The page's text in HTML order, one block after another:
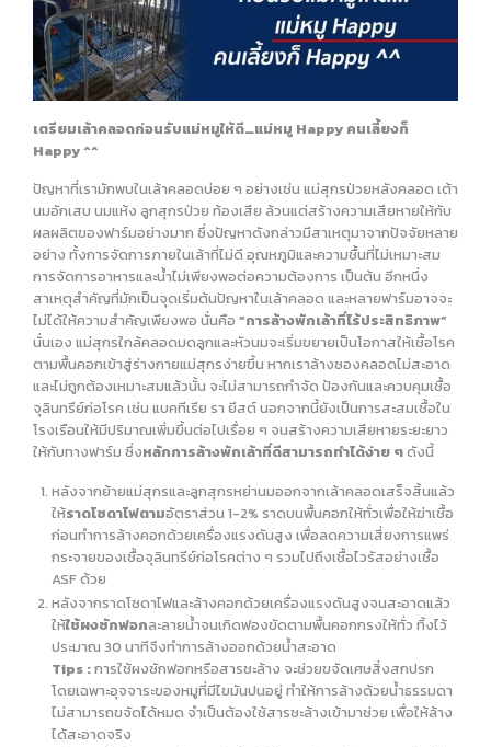
เตรียมเล้าคลอดก่อนรับแม่หมูให้ดี…แม่หมู Happy คนเลี้ยงก็
Happy ^^
ปัญหาที่เรามักพบในเล้าคลอดบ่อย ๆ อย่างเช่น แม่สุกรป่วยหลังคลอด เต้า
นมอักเสบ นมแห้ง ลูกสุกรป่วย ท้องเสีย ล้วนแต่สร้างความเสียหายให้กับ
ผลผลิตของฟาร์มอย่างมาก ซึ่งปัญหาดังกล่าวมีสาเหตุมาจากปัจจัยหลาย
อย่าง ทั้งการจัดการภายในเล้าที่ไม่ดี อุณหภูมิและความชื้นที่ไม่เหมาะสม
การจัดการอาหารและน้ำไม่เพียงพอต่อความต้องการ เป็นต้น อีกหนึ่ง
สาเหตุสำคัญที่มักเป็นจุดเริ่มต้นปัญหาในเล้าคลอด และหลายฟาร์มอาจจะ
ไม่ได้ให้ความสำคัญเพียงพอ นั่นคือ “การล้างพักเล้าที่ไร้ประสิทธิภาพ”
นั่นเอง แม่สุกรใกล้คลอดมดลูกและหัวนมจะเริ่มขยายเป็นโอกาสให้เชื้อโรค
ตามพื้นคอกเข้าสู่ร่างกายแม่สุกรง่ายขึ้น หากเราล้างซองคลอดไม่สะอาด
และไม่ถูกต้องเหมาะสมแล้วนั้น จะไม่สามารถกำจัด ป้องกันและควบคุมเชื้อ
จุลินทรีย์ก่อโรค เช่น แบคทีเรีย รา ยีสต์ นอกจากนี้ยังเป็นการสะสมเชื้อใน
โรงเรือนให้มีปริมาณเพิ่มขึ้นต่อไปเรื่อย ๆ จนสร้างความเสียหายระยะยาว
ให้กับทางฟาร์ม ซึ่งหลักการล้างพักเล้าที่ดีสามารถทำได้ง่าย ๆดังนี้
หลังจากย้ายแม่สุกรและลูกสุกรหย่านมออกจากเล้าคลอดเสร็จสิ้นแล้ว
ให้ราดโซดาไฟตามอัตราส่วน 1-2% ราดบนพื้นคอกให้ทั่วเพื่อให้ฆ่าเชื้อ
ก่อนทำการล้างคอกด้วยเครื่องแรงดันสูง เพื่อลดความเสี่ยงการแพร่
กระจายของเชื้อจุลินทรีย์ก่อโรคต่าง ๆ รวมไปถึงเชื้อไวรัสอย่างเชื้อ
ASF ด้วย
หลังจากราดโซดาไฟและล้างคอกด้วยเครื่องแรงดันสูงจนสะอาดแล้ว
ให้ใช้ผงซักฟอกละลายน้ำจนเกิดฟองขัดตามพื้นคอกกรงให้ทั่ว ทิ้งไว้
ประมาณ 30 นาทีจึงทำการล้างออกด้วยน้ำสะอาด
Tips :การใช้ผงซักฟอกหรือสารชะล้าง จะช่วยขจัดเศษสิ่งสกปรก
โดยเฉพาะอุจจาระของหมูที่มีไขมันปนอยู่ ทำให้การล้างด้วยน้ำธรรมดา
ไม่สามารถขจัดได้หมด จำเป็นต้องใช้สารชะล้างเข้ามาช่วย เพื่อให้ล้าง
ได้สะอาดจริง